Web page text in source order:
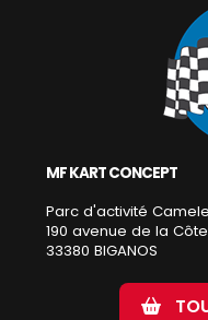
MF KART CONCEPT
Parc d'activité
190 avenue de la
33380 BIGANOS